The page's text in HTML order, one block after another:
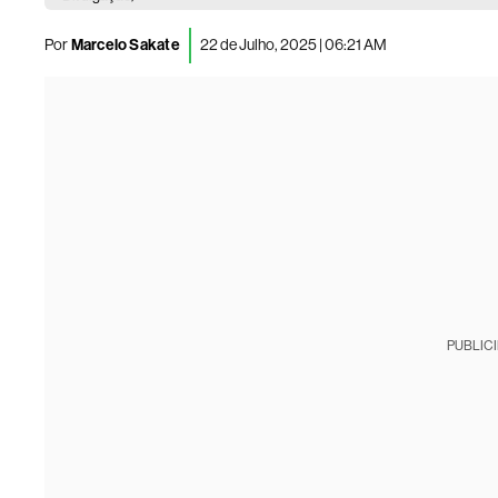
PorMarcelo Sakate 22 de Julho, 2025 | 06:21 AM